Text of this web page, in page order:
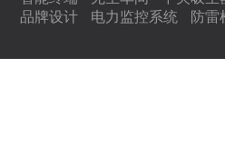
品牌设计
电力监控系统 防雷